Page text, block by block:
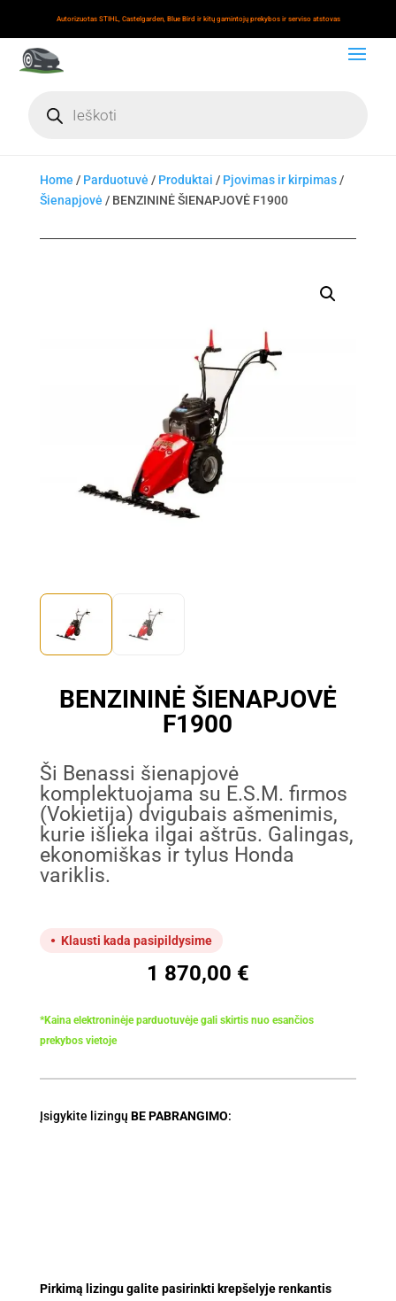
Autorizuotas STIHL, Castelgarden, Blue Bird ir kitų gamintojų prekybos ir serviso atstovas
search
Home / Parduotuvė / Produktai / Pjovimas ir kirpimas/
Šienapjovė / BENZININĖ ŠIENAPJOVĖ F1900
BENZININĖ ŠIENAPJOVĖ
F1900
Ši Benassi šienapjovė
komplektuojama su E.S.M. firmos
(Vokietija) dvigubais ašmenimis,
kurie išlieka ilgai aštrūs. Galingas,
ekonomiškas ir tylus Honda
variklis.
Klausti kada pasipildysime
1 870,00 €
*Kaina elektroninėje parduotuvėje gali skirtis nuo esančios
prekybos vietoje
Įsigykite lizingų BE PABRANGIMO:
Pirkimą lizingu galite pasirinkti krepšelyje renkantis